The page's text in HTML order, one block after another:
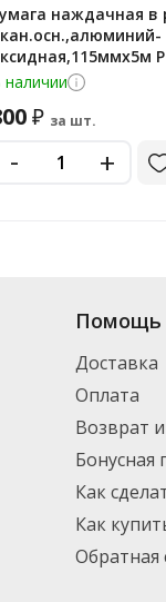
наждачная в
Р
наличии
₽ за шт.
- +
интернет-
- скидка,
Помощь
Доставка
Оплата
Возврат
Бонусная
Как
Как
Обратная